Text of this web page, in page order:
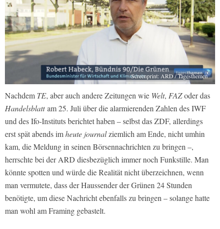
Screenprint: ARD / Tagesthemen
Nachdem TE, aber auch andere Zeitungen wie Welt, FAZoder das
Handelsblattam 25. Juli über die alarmierenden Zahlen des IWF
und des Ifo-Instituts berichtet haben – selbst das ZDF, allerdings
erst spät abends imheute journalziemlich am Ende, nicht umhin
kam, die Meldung in seinen Börsennachrichten zu bringen –,
herrschte bei der ARD diesbezüglich immer noch Funkstille. Man
könnte spotten und würde die Realität nicht überzeichnen, wenn
man vermutete, dass der Haussender der Grünen 24 Stunden
benötigte, um diese Nachricht ebenfalls zu bringen – solange hatte
man wohl am Framing gebastelt.